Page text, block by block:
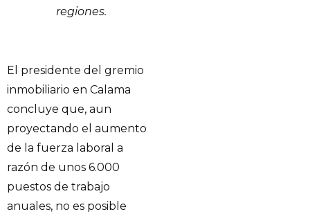
regiones.
El presidente del gremio
inmobiliario en Calama
concluye que, aun
proyectando el aumento
de la fuerza laboral a
razón de unos 6.000
puestos de trabajo
anuales, no es posible